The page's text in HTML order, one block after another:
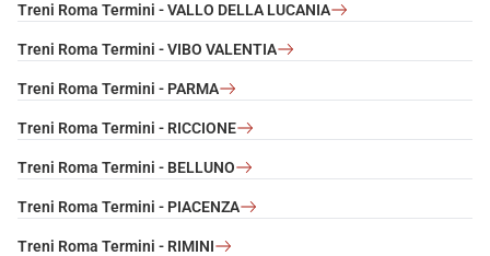
Treni Roma Termini - VALLO DELLA LUCANIA
Treni Roma Termini - VIBO VALENTIA
Treni Roma Termini - PARMA
Treni Roma Termini - RICCIONE
Treni Roma Termini - BELLUNO
Treni Roma Termini - PIACENZA
Treni Roma Termini - RIMINI